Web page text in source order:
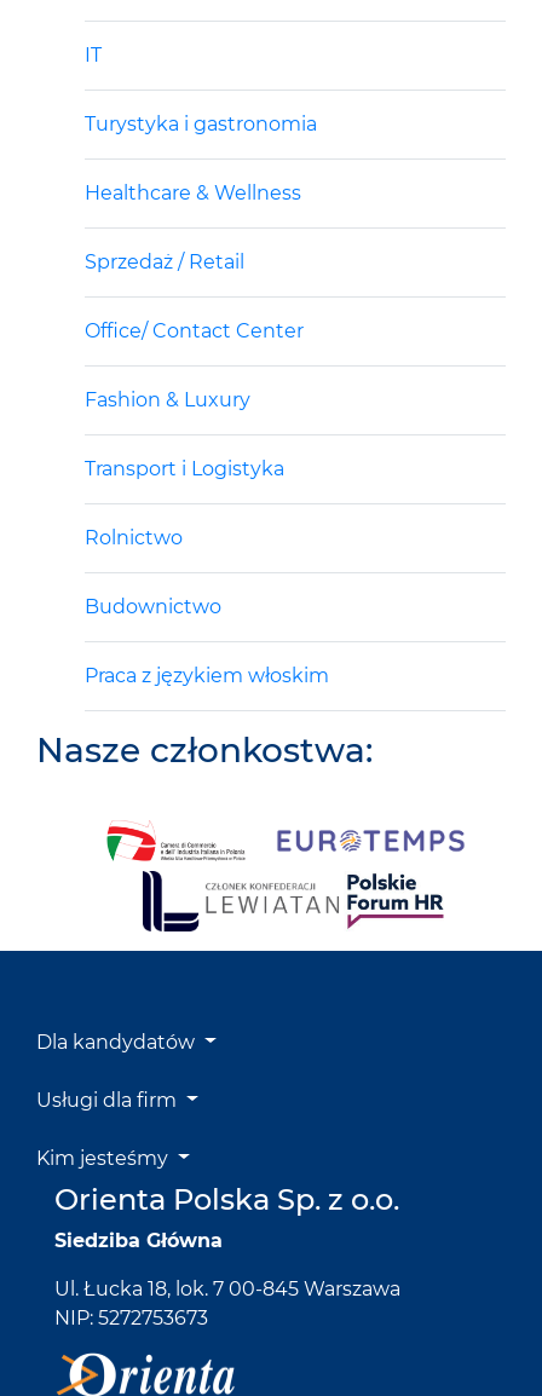
IT
Turystyka i gastronomia
Healthcare & Wellness
Sprzedaż / Retail
Office/ Contact Center
Fashion & Luxury
Transport i Logistyka
Rolnictwo
Budownictwo
Praca z językiem włoskim
Nasze członkostwa:
Dla kandydatów
Usługi dla firm
Kim jesteśmy
Orienta Polska Sp. z o.o.
Siedziba Główna
Ul. Łucka 18, lok. 7 00-845 Warszawa
NIP: 5272753673